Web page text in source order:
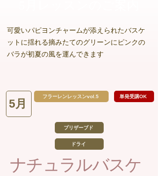
可愛いパピヨンチャームが添えられたバスケ
ットに揺れる摘みたてのグリーンにピンクの
バラが初夏の風を運んできます
5月
フラーレンレッスンvol.5 単発受講OK
プリザーブド
ドライ
ナチュラルバスケ